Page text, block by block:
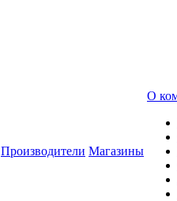
Производители Магазины
О